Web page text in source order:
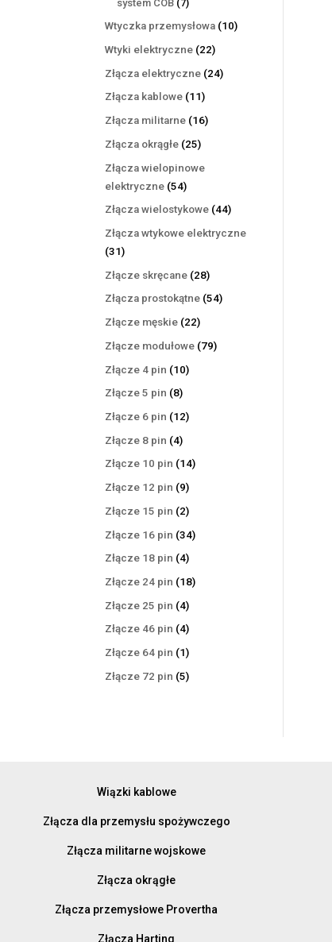
system COB 7
produktów
Wtyczka przemysłowa 1010
Wtyki elektryczne 2222
produkty
Złącza elektryczne 2424
Złącza kablowe 1111
produktów
Złącza militarne 1616
Złącza okrągłe 2525
Złącza wielopinowe
elektryczne 5454
produkty
Złącza wielostykowe 4444
Złącza wtykowe elektryczne
3131
produktów
Złącze skręcane 2828
produktów
Złącza prostokątne 5454
Złącze męskie 2222
produkty
Złącze modułowe 7979
Złącze 4 pin 1010
Złącze 5 pin 88
produktów
Złącze 6 pin 1212
Złącze 8 pin 44
produkty
Złącze 10 pin 1414
Złącze 12 pin 99
produktów
Złącze 15 pin 22
produkty
Złącze 16 pin 3434
Złącze 18 pin 44
produkty
Złącze 24 pin 1818
Złącze 25 pin 44
produkty
Złącze 46 pin 44
produkty
Złącze 64 pin 11
produkt
Złącze 72 pin 55
Wiązki kablowe
Złącza dla przemysłu spożywczego
Złącza militarne wojskowe
Złącza okrągłe
Złącza przemysłowe Provertha
Złącza Harting